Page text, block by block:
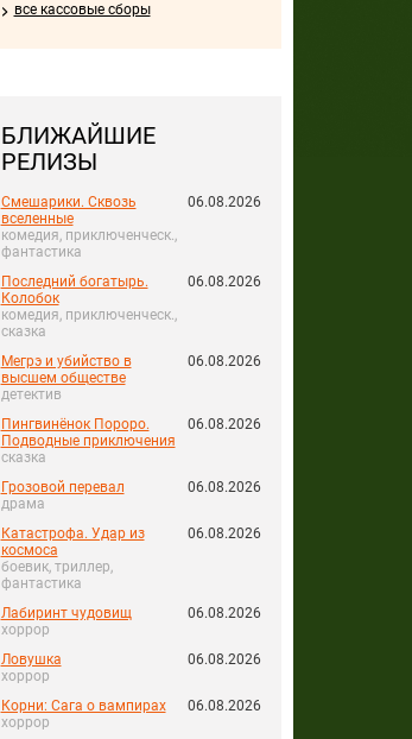
все кассовые сборы
БЛИЖАЙШИЕ
РЕЛИЗЫ
Смешарики. Сквозь
вселенные
комедия, приключенческ.,
фантастика
06.08.2026
Последний богатырь.
Колобок
комедия, приключенческ.,
сказка
06.08.2026
Мегрэ и убийство в
высшем обществе
детектив
06.08.2026
Пингвинёнок Пороро.
Подводные приключения
сказка
06.08.2026
Грозовой перевал
драма
06.08.2026
Катастрофа. Удар из
космоса
боевик, триллер,
фантастика
06.08.2026
Лабиринт чудовищ
хоррор
06.08.2026
Ловушка
хоррор
06.08.2026
Корни: Сага о вампирах
хоррор
06.08.2026